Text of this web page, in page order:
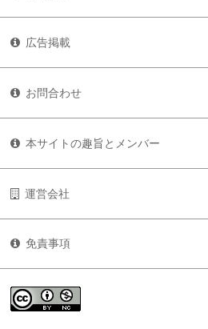
広告掲載
お問合わせ
本サイトの趣旨とメンバー
運営会社
免責事項